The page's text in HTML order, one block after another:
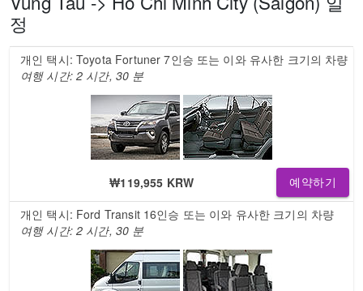
정
개인 택시: Toyota Fortuner 7인승 또는 이와 유사한 크기의 차량
여행 시간: 2 시간, 30 분
₩119,955 KRW 예약하기
개인 택시: Ford Transit 16인승 또는 이와 유사한 크기의 차량
여행 시간: 2 시간, 30 분